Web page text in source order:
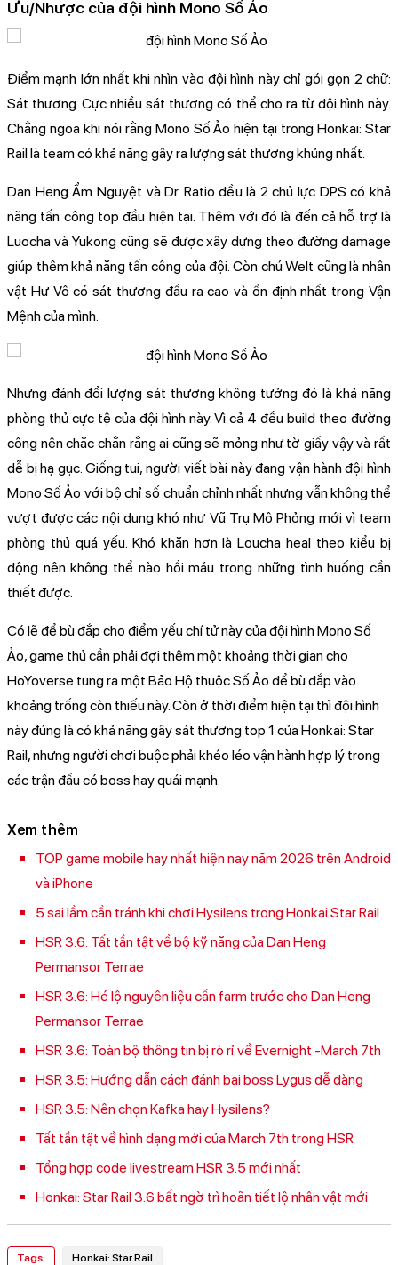
Ưu/Nhược của đội hình Mono Số Ảo
Điểm mạnh lớn nhất khi nhìn vào đội hình này chỉ gói gọn 2 chữ:
Sát thương. Cực nhiều sát thương có thể cho ra từ đội hình này.
Chẳng ngoa khi nói rằng Mono Số Ảo hiện tại trong Honkai: Star
Rail là team có khả năng gây ra lượng sát thương khủng nhất.
Dan Heng Ẩm Nguyệt và Dr. Ratio đều là 2 chủ lực DPS có khả
năng tấn công top đầu hiện tại. Thêm với đó là đến cả hỗ trợ là
Luocha và Yukong cũng sẽ được xây dựng theo đường damage
giúp thêm khả năng tấn công của đội. Còn chú Welt cũng là nhân
vật Hư Vô có sát thương đầu ra cao và ổn định nhất trong Vận
Mệnh của mình.
Nhưng đánh đổi lượng sát thương không tưởng đó là khả năng
phòng thủ cực tệ của đội hình này. Vì cả 4 đều build theo đường
công nên chắc chắn rằng ai cũng sẽ mỏng như tờ giấy vậy và rất
dễ bị hạ gục. Giống tui, người viết bài này đang vận hành đội hình
Mono Số Ảo với bộ chỉ số chuẩn chỉnh nhất nhưng vẫn không thể
vượt được các nội dung khó như Vũ Trụ Mô Phỏng mới vì team
phòng thủ quá yếu. Khó khăn hơn là Loucha heal theo kiểu bị
động nên không thể nào hồi máu trong những tình huống cần
thiết được.
Có lẽ để bù đắp cho điểm yếu chí tử này của đội hình Mono Số
Ảo, game thủ cần phải đợi thêm một khoảng thời gian cho
HoYoverse tung ra một Bảo Hộ thuộc Số Ảo để bù đắp vào
khoảng trống còn thiếu này. Còn ở thời điểm hiện tại thì đội hình
này đúng là có khả năng gây sát thương top 1 của Honkai: Star
Rail, nhưng người chơi buộc phải khéo léo vận hành hợp lý trong
các trận đấu có boss hay quái mạnh.
Xem thêm
TOP game mobile hay nhất hiện nay năm 2026 trên Android
và iPhone
5 sai lầm cần tránh khi chơi Hysilens trong Honkai Star Rail
HSR 3.6: Tất tần tật về bộ kỹ năng của Dan Heng
Permansor Terrae
HSR 3.6: Hé lộ nguyên liệu cần farm trước cho Dan Heng
Permansor Terrae
HSR 3.6: Toàn bộ thông tin bị rò rỉ về Evernight -March 7th
HSR 3.5: Hướng dẫn cách đánh bại boss Lygus dễ dàng
HSR 3.5: Nên chọn Kafka hay Hysilens?
Tất tần tật về hình dạng mới của March 7th trong HSR
Tổng hợp code livestream HSR 3.5 mới nhất
Honkai: Star Rail 3.6 bất ngờ trì hoãn tiết lộ nhân vật mới
Tags: Honkai: Star Rail